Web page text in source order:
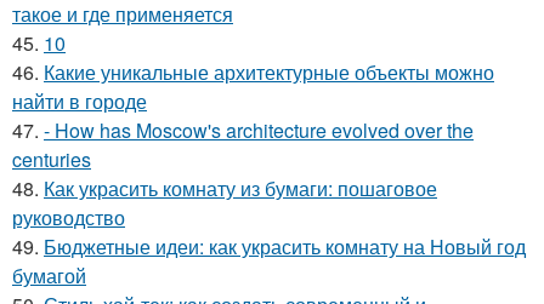
такое и где применяется
45. 10
46. Какие уникальные архитектурные объекты можно
найти в городе
47. - How has Moscow's architecture evolved over the
centuries
48. Как украсить комнату из бумаги: пошаговое
руководство
49. Бюджетные идеи: как украсить комнату на Новый год
бумагой